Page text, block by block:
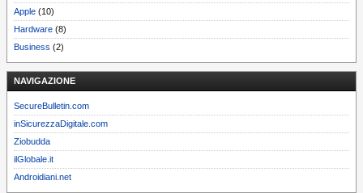
Apple (10)
Hardware (8)
Business (2)
NAVIGAZIONE
SecureBulletin.com
inSicurezzaDigitale.com
Ziobudda
ilGlobale.it
Androidiani.net